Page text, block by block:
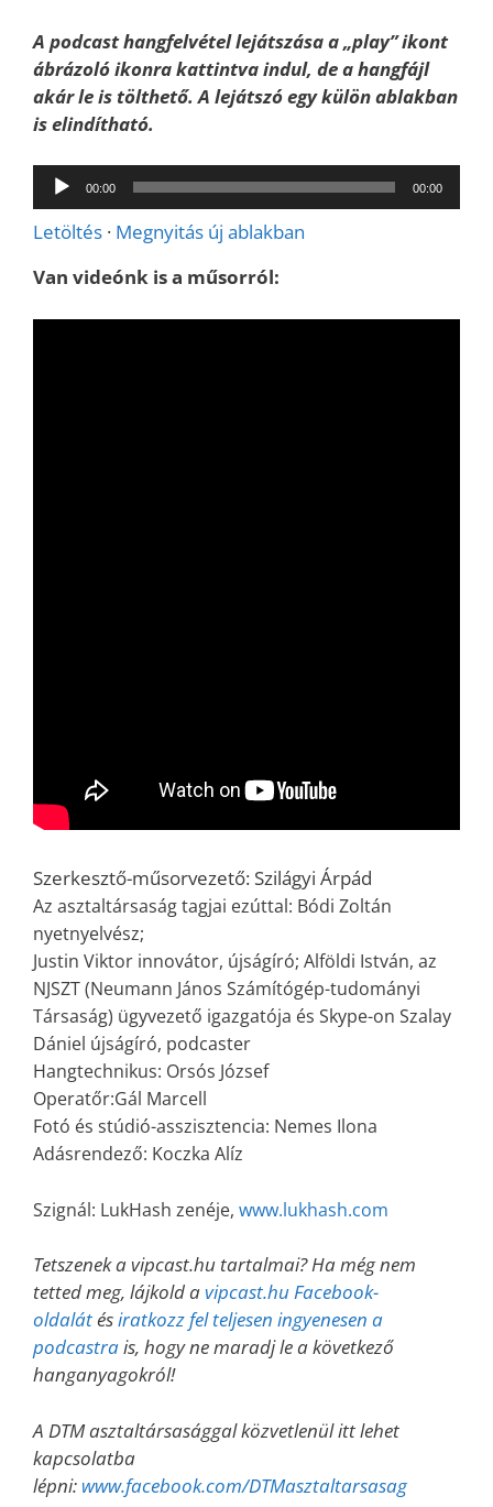
A podcast hangfelvétel lejátszása a „play” ikont
ábrázoló ikonra kattintva indul, de a hangfájl
akár le is tölthető. A lejátszó egy külön ablakban
is elindítható.
Audió
lejátszó
00:00 00:00
Letöltés · Megnyitás új ablakban
Van videónk is a műsorról:
Szerkesztő-műsorvezető: Szilágyi Árpád
Az asztaltársaság tagjai ezúttal: Bódi Zoltán
nyetnyelvész;
Justin Viktor innovátor, újságíró; Alföldi István, az
NJSZT (Neumann János Számítógép-tudományi
Társaság) ügyvezető igazgatója és Skype-on Szalay
Dániel újságíró, podcaster
Hangtechnikus: Orsós József
Operatőr:Gál Marcell
Fotó és stúdió-asszisztencia: Nemes Ilona
Adásrendező: Koczka Alíz
Szignál: LukHash zenéje, www.lukhash.com
Tetszenek a vipcast.hu tartalmai? Ha még nem
tetted meg, lájkold avipcast.hu Facebook-
oldalátésiratkozz fel teljesen ingyenesen a
podcastrais, hogy ne maradj le a következő
hanganyagokról!
A DTM asztaltársasággal közvetlenül itt lehet
kapcsolatba
lépni: www.facebook.com/DTMasztaltarsasag